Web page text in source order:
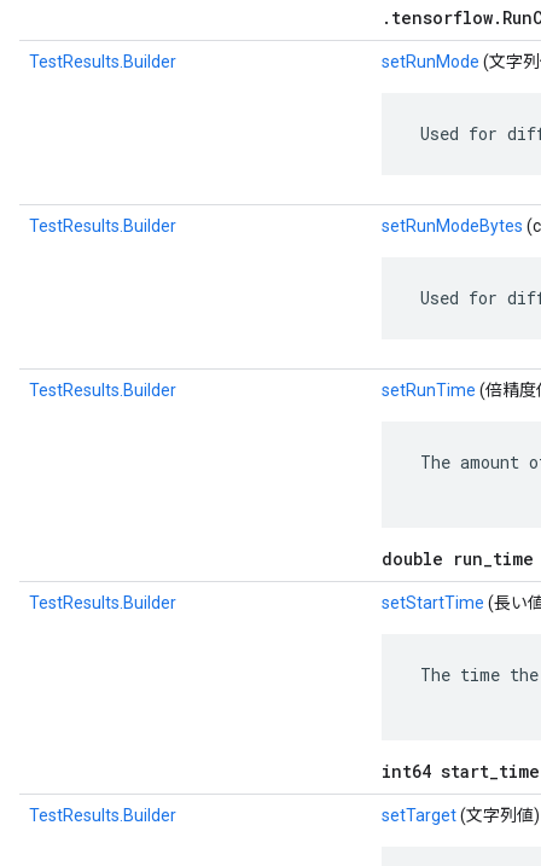
TestResults.Builder setRunMode (文字
Used for
TestResults.Builder setRunModeBytes
Used for
TestResults.Builder setRunTime (倍精度
The
double
TestResults.Builder setStartTime (長い
The time
int64
TestResults.Builder setTarget(文字列値)